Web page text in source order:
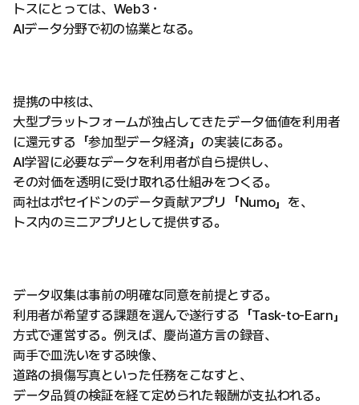
トスにとっては、Web3・
AIデータ分野で初の協業となる。
提携の中核は、
大型プラットフォームが独占してきたデータ価値を利用者
に還元する「参加型データ経済」の実装にある。
AI学習に必要なデータを利用者が自ら提供し、
その対価を透明に受け取れる仕組みをつくる。
両社はポセイドンのデータ貢献アプリ「Numo」を、
トス内のミニアプリとして提供する。
データ収集は事前の明確な同意を前提とする。
利用者が希望する課題を選んで遂行する「Task-to-Earn」
方式で運営する。例えば、慶尚道方言の録音、
両手で皿洗いをする映像、
道路の損傷写真といった任務をこなすと、
データ品質の検証を経て定められた報酬が支払われる。